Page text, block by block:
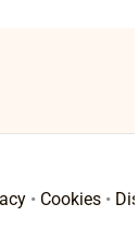
• Cookies•